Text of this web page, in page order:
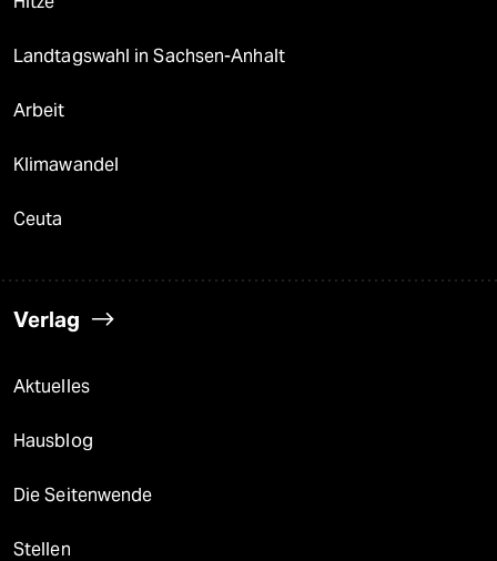
Landtagswahl in Sachsen-Anhalt
Arbeit
Klimawandel
Ceuta
Verlag
Aktuelles
Hausblog
Die Seitenwende
Stellen